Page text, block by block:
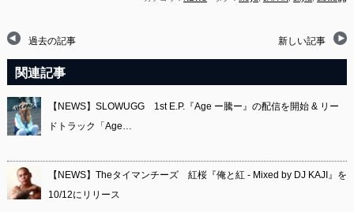
過去の記事 新しい記事
関連記事
【NEWS】SLOWUGG 1st E.P.『Age ー騰ー』の配信を開始 & リー
ドトラック「Age…
【NEWS】Theタイマンチーズ 紅桜『俺と紅 - Mixed by DJ KAJI』を
10/12にリリース